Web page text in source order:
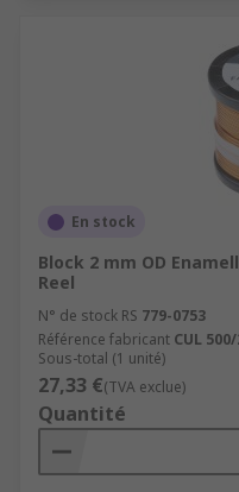
En stock
Block 2 mm OD
Reel
N° de stock RS 779-0753
Référence fabricant CUL
Sous-total (1 unité)
27,33 €(TVA exclue)
Quantité